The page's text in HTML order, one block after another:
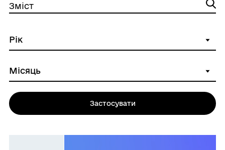
Зміст
Застосувати